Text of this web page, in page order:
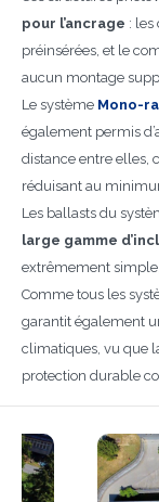
pour l’ancrage : les
préinsérées, et le
aucun montage
Le système Mono-
également permis
distance entre elles,
réduisant au
Les ballasts du
large gamme
extrêmement
Comme tous les
garantit également
climatiques, vu que
protection durable